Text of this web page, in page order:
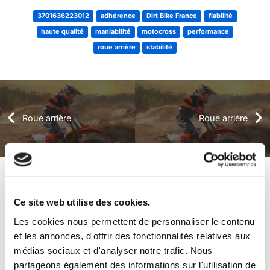
Ce site web utilise des cookies.
Les cookies nous permettent de personnaliser le contenu
et les annonces, d'offrir des fonctionnalités relatives aux
médias sociaux et d'analyser notre trafic. Nous
partageons également des informations sur l'utilisation de
3701636223012 adhérence Dirt Bike France
fiabilité
haute qualité
maniabilité motocross
performance
roue arrière
stabilité
Roue arrière Roue arrière
Véhicules complets